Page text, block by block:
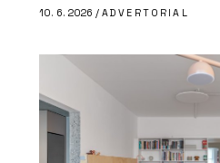
10. 6. 2026 / ADVERTORIAL